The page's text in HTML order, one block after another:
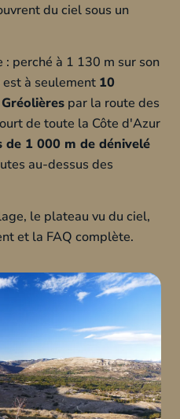
du ciel sous un
: perché à 1 130 m sur son
à seulement 10
par la route des
de toute la Côte d'Azur
de 1 000 m de dénivelé
au-dessus des
le plateau vu du ciel,
et la FAQ complète.